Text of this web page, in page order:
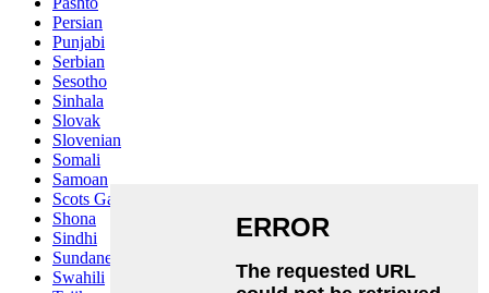
Persian
Punjabi
Serbian
Sesotho
Sinhala
Slovak
Slovenian
Somali
Samoan
Scots Gaelic
Shona
Sindhi
Sundanese
Swahili